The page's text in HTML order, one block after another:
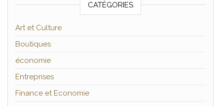
CATÉGORIES
Art et Culture
Boutiques
économie
Entreprises
Finance et Economie